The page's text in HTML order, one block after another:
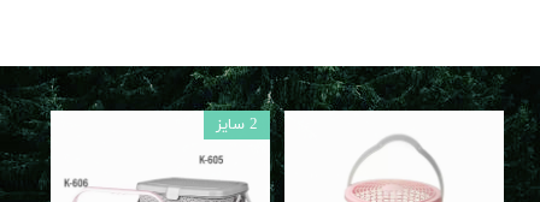
4 2 سایز